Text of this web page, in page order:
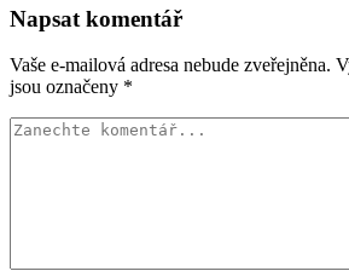
Napsat komentář
Vaše e-mailová adresa nebude zveřejněna.
jsou označeny *